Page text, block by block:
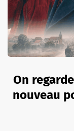
On
nouveau